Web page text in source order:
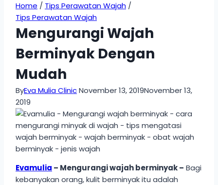
Home / Tips Perawatan Wajah /
Tips Perawatan Wajah
Mengurangi Wajah
Berminyak Dengan
Mudah
ByEva Mulia ClinicNovember 13, 2019November 13,
2019
Evamulia – Mengurangi wajah berminyak – Bagi
kebanyakan orang, kulit berminyak itu adalah